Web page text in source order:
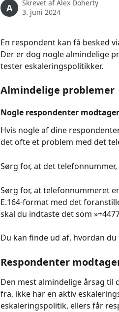
A Skrevet afAlex Doherty
3. juni 2024
En respondent kan få besked
Der er dog nogle almindelige
tester eskaleringspolitikker.
Almindelige problemer
Nogle respondenter
Hvis nogle af dine
det ofte et problem med det
Sørg for, at det
Sørg for, at telefonnummeret
E.164-format med det
skal du indtaste det som
Du kan finde ud af, hvordan
Respondenter
Den mest almindelige årsag til
fra, ikke har en aktiv
eskaleringspolitik, ellers får